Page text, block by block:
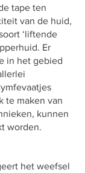
tape ten
van de huid,
‘liftende
Er
in het gebied
te maken van
kunnen
worden.
het weefsel